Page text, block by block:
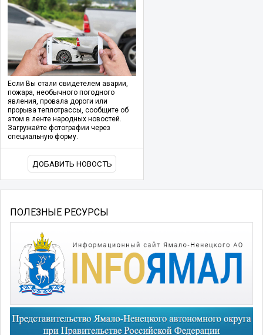
Если Вы стали свидетелем аварии,
пожара, необычного погодного
явления, провала дороги или
прорыва теплотрассы, сообщите об
этом в ленте народных новостей.
Загружайте фотографии через
специальную форму.
ДОБАВИТЬ НОВОСТЬ
ПОЛЕЗНЫЕ РЕСУРСЫ